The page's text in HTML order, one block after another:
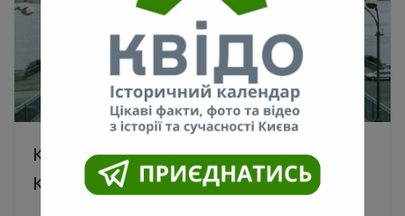
Киевскому метрополитену 40 лет.
Кинохроника 2000 года